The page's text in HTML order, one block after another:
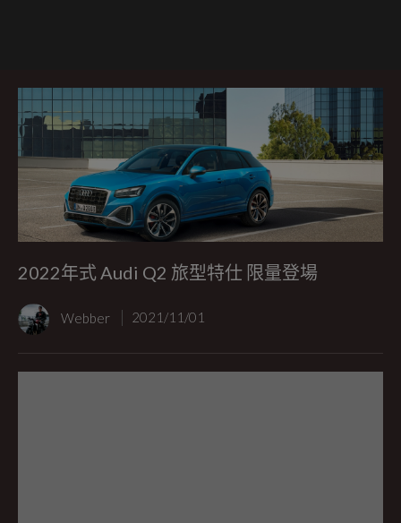
2022年式 Audi Q2 旅型特仕 限量登場
Webber 2021/11/01